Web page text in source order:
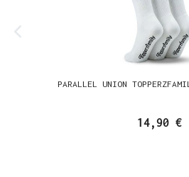
PARALLEL UNION
14,90 €